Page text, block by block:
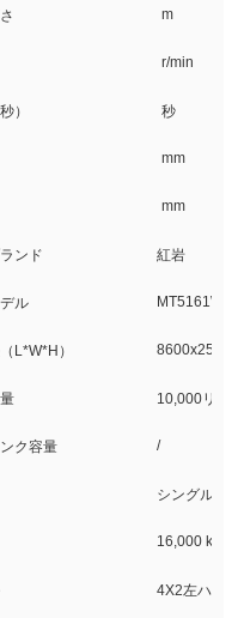
m
r/min
） 秒
mm
mm
ンド 紅岩
ル
L*W*H）
10,000リッ
ク容量 /
シングルキ
16,000 kg
4X2左ハンド